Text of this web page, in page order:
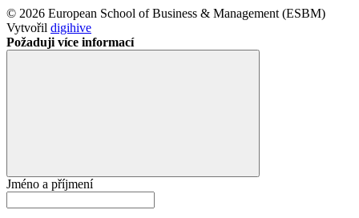
© 2026 European School of Business & Management (ESBM)
Vytvořil digihive
Požaduji více informací
Jméno a příjmení